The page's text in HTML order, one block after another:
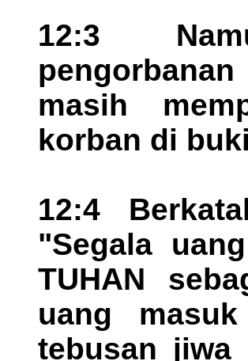
12:3
masih
korban di
12:4
"Segala
TUHAN
uang
tebusan jiwa